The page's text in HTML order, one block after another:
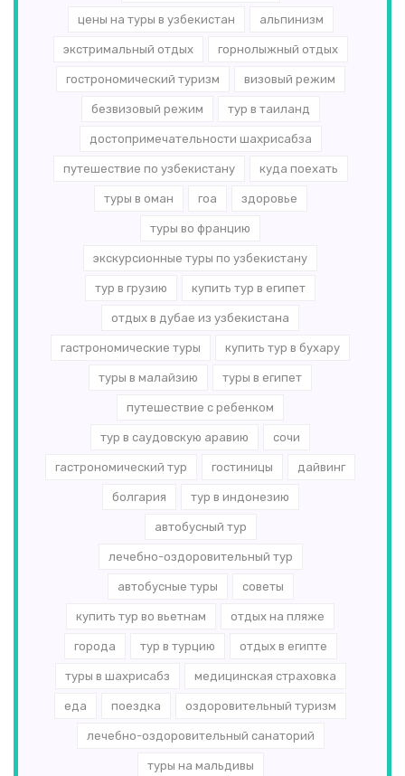
цены на туры в узбекистан альпинизм
экстримальный отдых горнолыжный отдых
гострономический туризм визовый режим
безвизовый режим тур в таиланд
достопримечательности шахрисабза
путешествие по узбекистану куда поехать
туры в оман гоа здоровье
туры во францию
экскурсионные туры по узбекистану
тур в грузию купить тур в египет
отдых в дубае из узбекистана
гастрономические туры купить тур в бухару
туры в малайзию туры в египет
путешествие с ребенком
тур в саудовскую аравию сочи
гастрономический тур гостиницы дайвинг
болгария тур в индонезию
автобусный тур
лечебно-оздоровительный тур
автобусные туры советы
купить тур во вьетнам отдых на пляже
города тур в турцию отдых в египте
туры в шахрисабз медицинская страховка
еда поездка оздоровительный туризм
лечебно-оздоровительный санаторий
туры на мальдивы